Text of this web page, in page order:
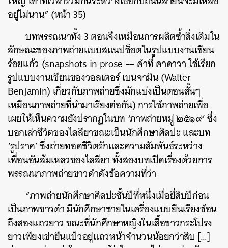
อยู่ไม่นาน” (หน้า 35)
บทพรรณนาทั้ง 3 ตอนจึงเหมือนการผลิตซ้ำสิ่งเดิมใน
ลักษณะของภาพถ่ายแบบสแนปช็อตในรูปแบบงานเขียน
ร้อยแก้ว (snapshots in prose –– คำที่ คาดาวา ใช้เรียก
รูปแบบงานเขียนของวอลเตอร์ เบนจามิน (Walter
Benjamin) เกี่ยวกับภาพถ่ายซึ่งมักแบ่งเป็นตอนสั้นๆ
เหมือนภาพถ่ายที่นำมาเรียงต่อกัน) การใช้ภาพถ่ายเพื่อ
เผยให้เห็นความยังปรากฏในบท ‘ภาพถ่ายหมู่ ๒๕๑๙’ ซึ่ง
บอกเล่าชีวิตของไลลียาขณะเป็นนักศึกษาศิลปะ และบท
‘รูปราค’ ซึ่งถ่ายทอดชีวิตรักและความสัมพันธ์ระหว่าง
เพื่อนอันล้มเหลวของไลลียา ทั้งสองบทเปิดเรื่องด้วยการ
พรรณนาภาพถ่ายขาวดำดังข้อความที่ว่า
“ภาพถ่ายนักศึกษาศิลปะชั้นปีที่หนึ่งเมื่อยี่สิบปีก่อน
เป็นภาพขาวดำ มีนักศึกษาชายในเครื่องแบบยืนเรียงซ้อน
ถึงสองแถวยาว ขณะที่นักศึกษาหญิงในเสื้อขาวกระโปรง
ยาวเพียงเข่ายืนแป๋วอยู่แถวหน้าจำนวนน้อยกว่าสิบ […]